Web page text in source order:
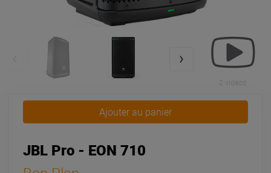
2 vidéos
Ajouter au panier
JBL Pro - EON 710